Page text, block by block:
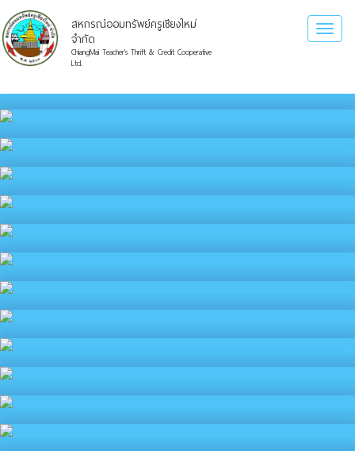
สหกรณ์ออมทรัพย์ครูเชียงใหม่
จำกัด
ChiangMai Teacher's Thrift & Credit Cooperative
Ltd.